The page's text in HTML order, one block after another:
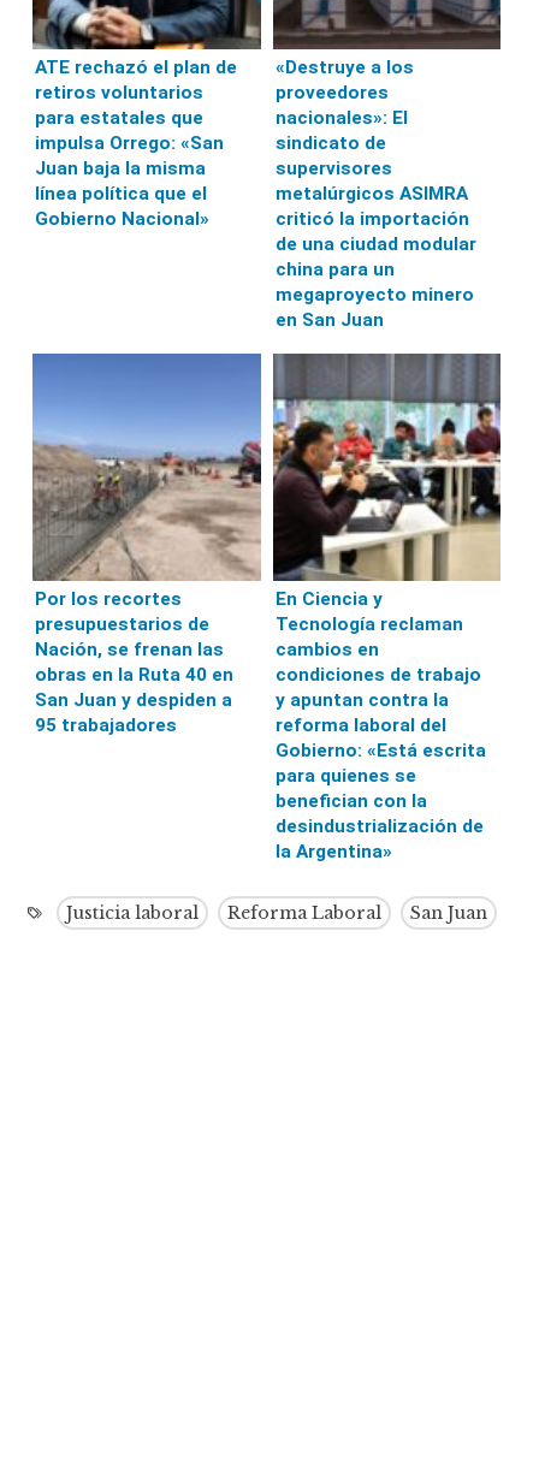
ATE rechazó el plan de
retiros voluntarios
para estatales que
impulsa Orrego: «San
Juan baja la misma
línea política que el
Gobierno Nacional»
«Destruye a los
proveedores
nacionales»: El
sindicato de
supervisores
metalúrgicos ASIMRA
criticó la importación
de una ciudad modular
china para un
megaproyecto minero
en San Juan
Por los recortes
presupuestarios de
Nación, se frenan las
obras en la Ruta 40 en
San Juan y despiden a
95 trabajadores
En Ciencia y
Tecnología reclaman
cambios en
condiciones de trabajo
y apuntan contra la
reforma laboral del
Gobierno: «Está escrita
para quienes se
benefician con la
desindustrialización de
la Argentina»
Justicia laboral Reforma Laboral San Juan